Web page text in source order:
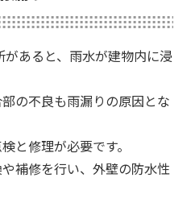
あると、雨水が建物内に浸
の不良も雨漏りの原因とな
と修理が必要です。
補修を行い、外壁の防水性